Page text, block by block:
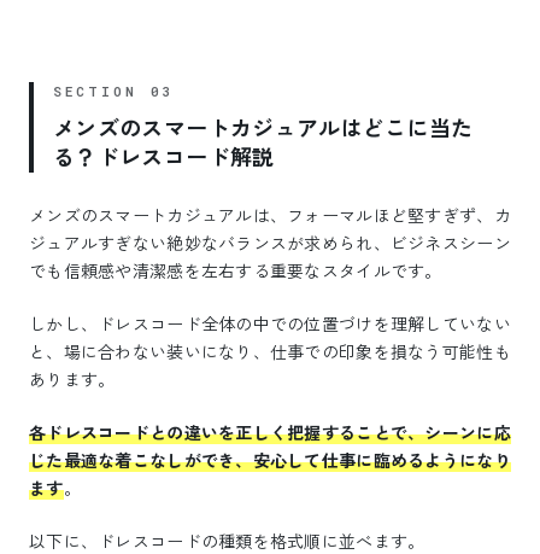
メンズのスマートカジュアルはどこに当た
る？ドレスコード解説
メンズのスマートカジュアルは、フォーマルほど堅すぎず、カ
ジュアルすぎない絶妙なバランスが求められ、ビジネスシーン
でも信頼感や清潔感を左右する重要なスタイルです。
しかし、ドレスコード全体の中での位置づけを理解していない
と、場に合わない装いになり、仕事での印象を損なう可能性も
あります。
各ドレスコードとの違いを正しく把握することで、シーンに応
じた最適な着こなしができ、安心して仕事に臨めるようになり
ます。
以下に、ドレスコードの種類を格式順に並べます。